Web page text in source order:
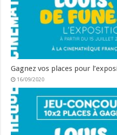
Gagnez vos places pour
16/09/2020